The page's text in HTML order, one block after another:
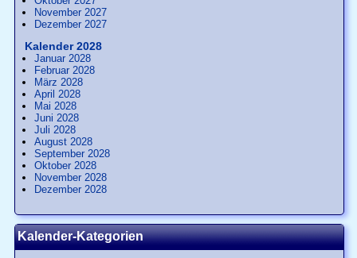
November 2027
Dezember 2027
Kalender 2028
Januar 2028
Februar 2028
März 2028
April 2028
Mai 2028
Juni 2028
Juli 2028
August 2028
September 2028
Oktober 2028
November 2028
Dezember 2028
Kalender-Kategorien